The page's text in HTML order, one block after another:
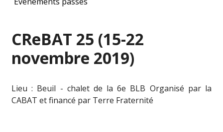
CReBAT 25 (15-22
novembre 2019)
Lieu : Beuil - chalet de la 6e BLB Organisé par la
CABAT et financé par Terre Fraternité